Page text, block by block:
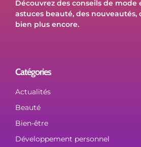
Découvrez des conseils de mode
astuces beauté, des nouveautés,
bien plus encore.
Catégories
Actualités
Beauté
Bien-être
Développement personnel